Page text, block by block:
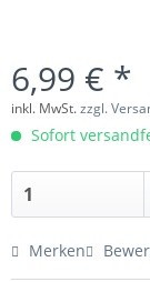
6,99 € *
inkl. MwSt.zzgl.
Sofort
Merken